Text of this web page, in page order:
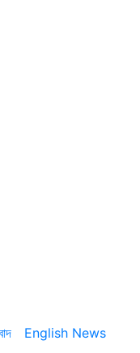
English News